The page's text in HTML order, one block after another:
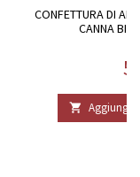
CONFETTURA DI
CANNA BIO
 Aggiungi